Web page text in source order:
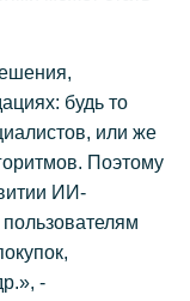
будь то
или же
Поэтому
ИИ-
-